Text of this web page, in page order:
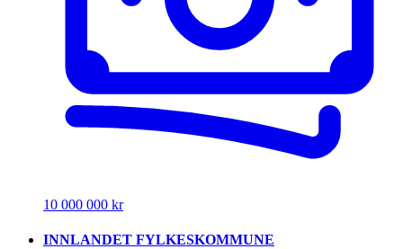
10 000 000 kr
INNLANDET FYLKESKOMMUNE